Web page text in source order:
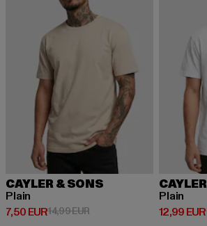
CAYLER & SONS
Plain
7,50 EUR
Derzeitiger Preis: 7,50 EUR
14,99 EURAktionspreis: 14,99 EUR
Plain
12,99 EUR